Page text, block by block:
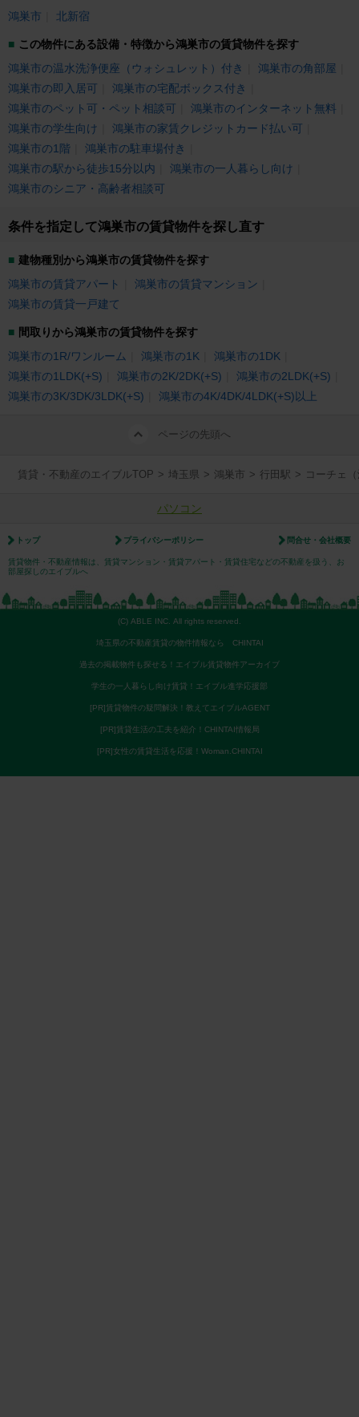
鴻巣市 北新宿
この物件にある設備・特徴から鴻巣市の賃貸物件を探す
鴻巣市の温水洗浄便座（ウォシュレット）付き
鴻巣市の角部屋
鴻巣市の即入居可
鴻巣市の宅配ボックス付き
鴻巣市のペット可・ペット相談可
鴻巣市のインターネット無料
鴻巣市の学生向け
鴻巣市の家賃クレジットカード払い可
鴻巣市の1階
鴻巣市の駐車場付き
鴻巣市の駅から徒歩15分以内
鴻巣市の一人暮らし向け
鴻巣市のシニア・高齢者相談可
条件を指定して鴻巣市の賃貸物件を探し直す
建物種別から鴻巣市の賃貸物件を探す
鴻巣市の賃貸アパート
鴻巣市の賃貸マンション
鴻巣市の賃貸一戸建て
間取りから鴻巣市の賃貸物件を探す
鴻巣市の1R/ワンルーム
鴻巣市の1K
鴻巣市の1DK
鴻巣市の1LDK(+S)
鴻巣市の2K/2DK(+S)
鴻巣市の2LDK(+S)
鴻巣市の3K/3DK/3LDK(+S)
鴻巣市の4K/4DK/4LDK(+S)以上
ページの先頭へ
賃貸・不動産のエイブルTOP > 埼玉県 > 鴻巣市 > 行田駅 > コーチェ
パソコン
トップ プライバシーポリシー 問合せ・会社概要
賃貸物件・不動産情報は、賃貸マンション・賃貸アパート・賃貸住宅などの不動産を扱う、お
部屋探しのエイブルへ
(C) ABLE INC. All rights reserved.
埼玉県の不動産賃貸の物件情報なら CHINTAI
過去の掲載物件も探せる！エイブル賃貸物件アーカイブ
学生の一人暮らし向け賃貸！エイブル進学応援部
[PR]賃貸物件の疑問解決！教えてエイブルAGENT
[PR]賃貸生活の工夫を紹介！CHINTAI情報局
[PR]女性の賃貸生活を応援！Woman.CHINTAI